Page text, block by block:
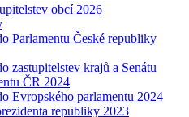
obcí 2026
Parlamentu České republiky
zastupitelstev krajů a Senátu
ČR 2024
Evropského parlamentu 2024
republiky 2023